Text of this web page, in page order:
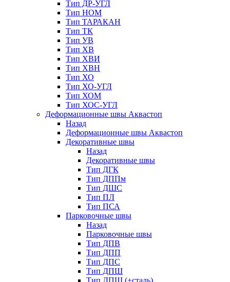
Тип ДР-УГЛ
Тип НОМ
Тип ТАРАКАН
Тип ТК
Тип УВ
Тип ХВ
Тип ХВИ
Тип ХВН
Тип ХО
Тип ХО-УГЛ
Тип ХОМ
Тип ХОС-УГЛ
Деформационные швы Аквастоп
Назад
Деформационные швы Аквастоп
Декоративные швы
Назад
Декоративные швы
Тип ДГК
Тип ДППм
Тип ДШС
Тип ПЛ
Тип ПСА
Парковочные швы
Назад
Парковочные швы
Тип ДПВ
Тип ДПП
Тип ДПС
Тип ДПШ
Тип ДПШ (+сталь)